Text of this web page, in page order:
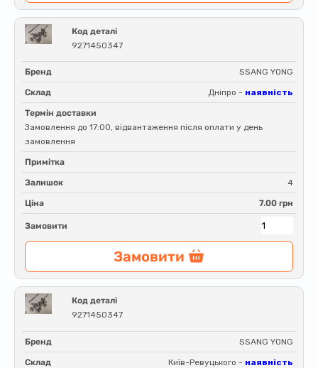
Код деталі
9271450347
Бренд SSANG YONG
Склад Дніпро - наявність
Термін доставки
Замовлення до 17:00, відвантаження після оплати у день
замовлення
Примітка
Залишок 4
Ціна 7.00 грн
Замовити
Замовити
Код деталі
9271450347
Бренд SSANG YONG
Склад Київ-Ревуцького - наявність